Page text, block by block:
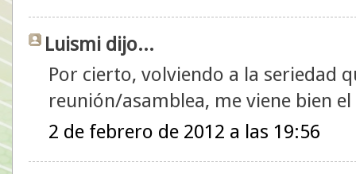
Luismi dijo...
Por cierto, volviendo a la seriedad
reunión/asamblea, me viene bien
2 de febrero de 2012 a las 19:56